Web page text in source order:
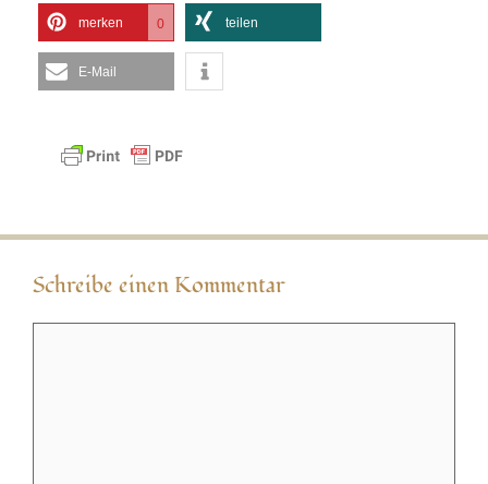
merken 0 teilen
E-Mail
Schreibe einen Kommentar